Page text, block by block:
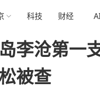
科技 财经
李沧第一
被查